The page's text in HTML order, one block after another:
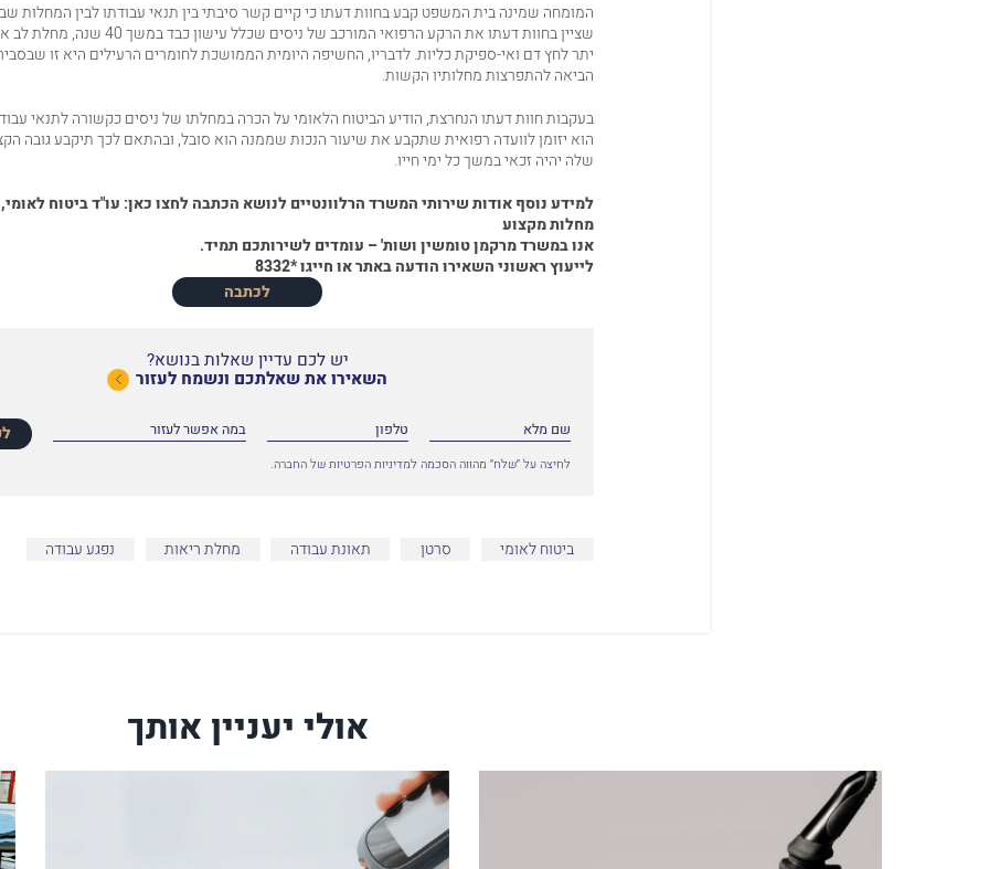
המומחה שמינה בית המשפט קבע בחוות דעתו כי קיים קשר סיבתי בין תנאי עבודתו לבין המחלות
שציין בחוות דעתו את הרקע הרפואי המורכב של
יתר לחץ דם ואי-ספיקת כליות. לדבריו, החשיפה היומית הממושכת לחומרים הרעילים היא זו
הביאה להתפרצות מחלותיו הקשות.
בעקבות חוות דעתו הנחרצת, הודיע הביטוח הלאומי על הכרה במחלתו של ניסים כקשורה לתנאי
הוא יזומן לוועדה רפואית שתקבע את שיעור הנכות שממנה הוא סובל, ובהתאם לכך תיקבע גובה
שלה יהיה זכאי במשך כל ימי חייו.
למידע נוסף אודות שירותי המשרד הרלוונטיים לנושא הכתבה לחצו כאן: עו"ד ביטוח לאומי
מחלות מקצוע
אנו במשרד מרקמן טומשין ושות' – עומדים לשירותכם תמיד.
לייעוץ ראשוניהשאירו הודעה באתראוחייגו *8332
לכתבה
יש לכם עדיין שאלות בנושא?
השאירו את שאלתכם ונשמח לעזור
לחיצה על ״שלח״ מהווה הסכמה למדיניות הפרטיות של החברה.
ביטוח לאומי סרטן תאונת עבודה מחלת ריאות נפגע עבודה
אולי יעניין אותך